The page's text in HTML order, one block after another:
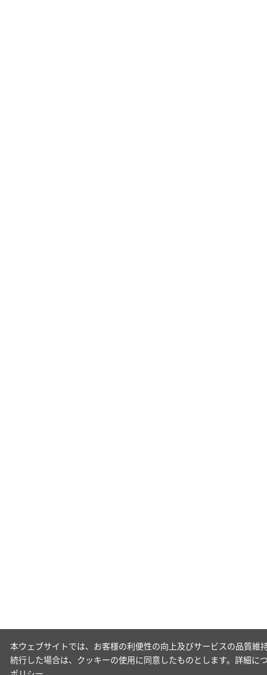
本ウェブサイトでは、お客様の利便性の向上及びサービスの品質
続行した場合は、クッキーの使用に同意したものとします。詳細